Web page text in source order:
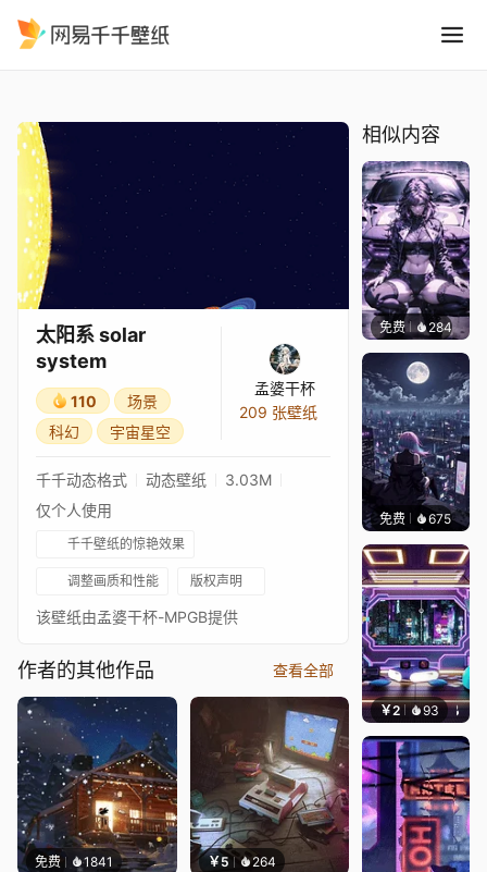
太阳系 solar
system
110
场景
科幻
宇宙星空
孟婆干杯
209 张壁纸
千千动态格式 动态壁纸
3.03M
仅个人使用
千千壁纸的惊艳效果
调整画质和性能 版权声明
该壁纸由孟婆干杯-MPGB提供
作者的其他作品 查看全部
免费 1841 ￥5 264
相似内容
免费 284Ado
免费 675鲨鲨啊
￥2 93 好看